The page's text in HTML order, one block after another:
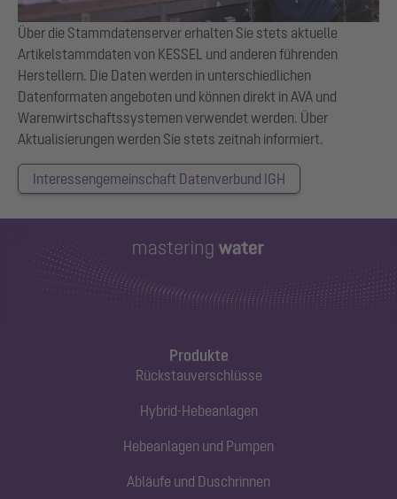
Über die Stammdatenserver erhalten Sie stets aktuelle
Artikelstammdaten von KESSEL und anderen führenden
Herstellern. Die Daten werden in unterschiedlichen
Datenformaten angeboten und können direkt in AVA und
Warenwirtschaftssystemen verwendet werden. Über
Aktualisierungen werden Sie stets zeitnah informiert.
Interessengemeinschaft Datenverbund IGH
Produkte
Rückstauverschlüsse
Hybrid-Hebeanlagen
Hebeanlagen und Pumpen
Abläufe und Duschrinnen